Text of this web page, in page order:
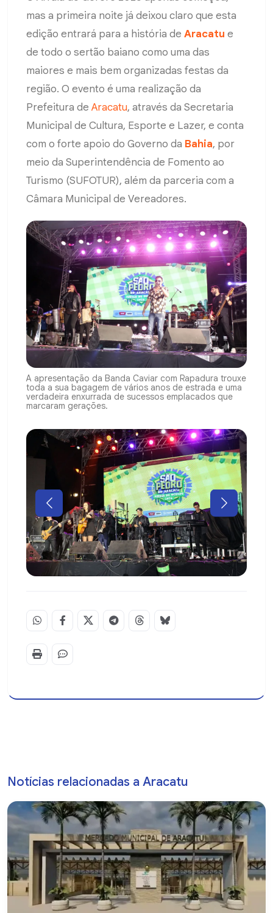
mas a primeira noite já deixou claro que esta
edição entrará para a história de Aracatu e
de todo o sertão baiano como uma das
maiores e mais bem organizadas festas da
região. O evento é uma realização da
Prefeitura de Aracatu, através da Secretaria
Municipal de Cultura, Esporte e Lazer, e conta
com o forte apoio do Governo da Bahia, por
meio da Superintendência de Fomento ao
Turismo (SUFOTUR), além da parceria com a
Câmara Municipal de Vereadores.
A apresentação da Banda Caviar com Rapadura trouxe
toda a sua bagagem de vários anos de estrada e uma
verdadeira enxurrada de sucessos emplacados que
marcaram gerações.
Notícias relacionadas a Aracatu